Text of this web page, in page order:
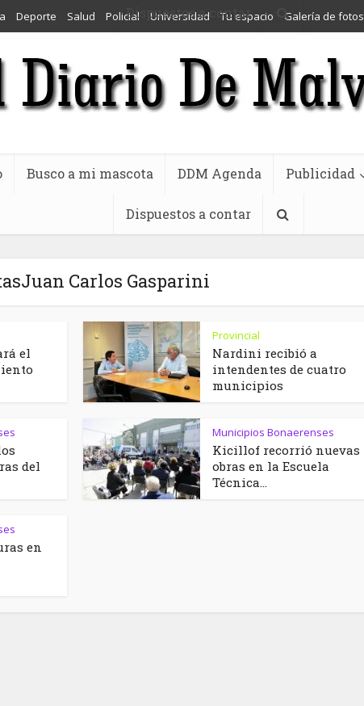
Dispuestos a contar
Deporte Salud Policial Universidad Tu espacio Galería de fotos
Busco a mi mascota DDM Agenda Publicidad
Dispuestos a contar
Carlos Gasparini
el
Provincial
Nardini recibió a
intendentes de cuatro
municipios
del
Municipios Bonaerenses
Kicillof recorrió nuevas
obras en la Escuela
Técnica...
en